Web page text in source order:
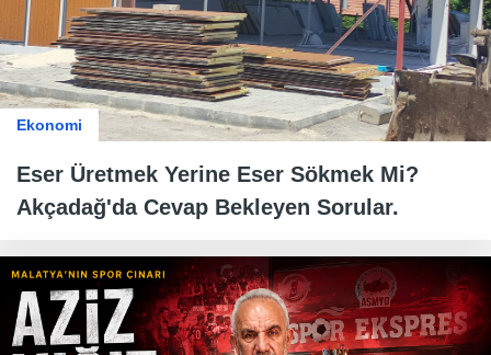
Ekonomi
Eser Üretmek Yerine Eser Sökmek Mi?
Akçadağ'da Cevap Bekleyen Sorular.